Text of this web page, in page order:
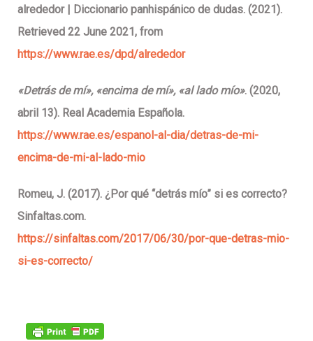
alrededor | Diccionario panhispánico de dudas. (2021).
Retrieved 22 June 2021, from
https://www.rae.es/dpd/alrededor
«Detrás de mí», «encima de mí», «al lado mío». (2020,
abril 13). Real Academia Española.
https://www.rae.es/espanol-al-dia/detras-de-mi-
encima-de-mi-al-lado-mio
Romeu, J. (2017). ¿Por qué “detrás mío” si es correcto?
Sinfaltas.com.
https://sinfaltas.com/2017/06/30/por-que-detras-mio-
si-es-correcto/